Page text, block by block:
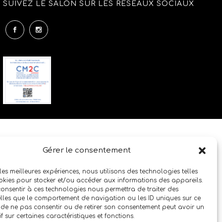
Gérer le consentement
meilleures expériences, nous utilisons des technologies telles
pour stocker et/ou accéder aux informations des appareils.
à ces technologies nous permettra de traiter des
que le comportement de navigation ou les ID uniques sur ce
de ne pas consentir ou de retirer son consentement peut avoir un
sur certaines caractéristiques et fonctions.
SUIVEZ LE SALON SUR LES RÉSEAUX SOCIAUX